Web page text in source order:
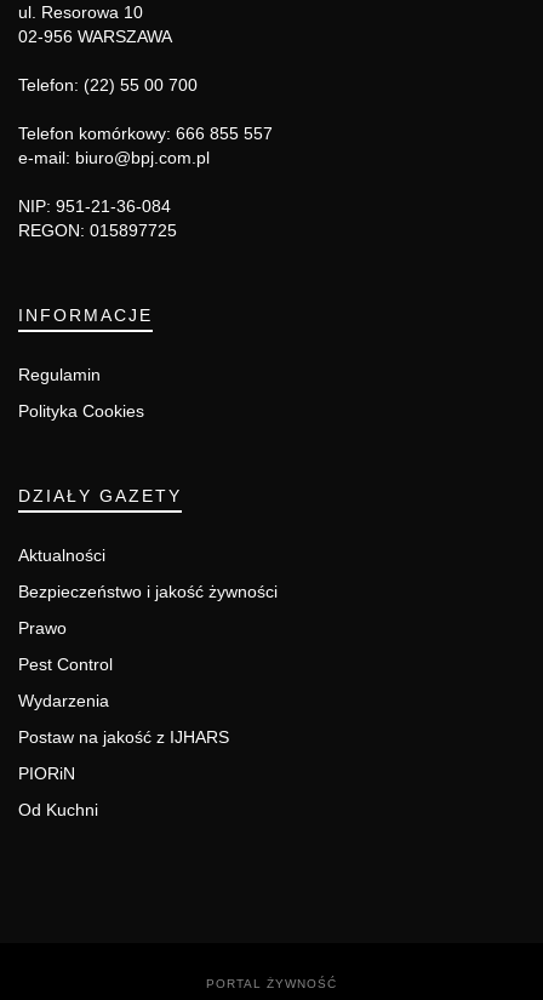
ul. Resorowa 10
02-956 WARSZAWA
Telefon: (22) 55 00 700
Telefon komórkowy: 666 855 557
e-mail: biuro@bpj.com.pl
NIP: 951-21-36-084
REGON: 015897725
INFORMACJE
Regulamin
Polityka Cookies
DZIAŁY GAZETY
Aktualności
Bezpieczeństwo i jakość żywności
Prawo
Pest Control
Wydarzenia
Postaw na jakość z IJHARS
PIORiN
Od Kuchni
PORTAL ŻYWNOŚĆ